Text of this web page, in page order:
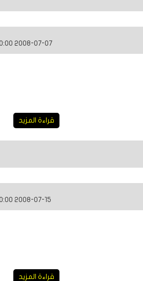
2008-07-07 00:00:00
قراءة المزيد
2008-07-15 00:00:00
قراءة المزيد